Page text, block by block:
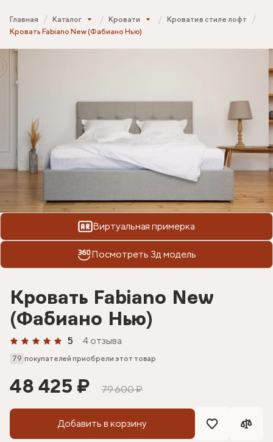
Главная Каталог Кровати
Кровати в стиле лофт
Кровать Fabiano New (Фабиано Нью)
Виртуальная примерка
Посмотреть 3д модель
Кровать Fabiano New
(Фабиано Нью)
5 4 отзыва
79 покупателей приобрели этот товар
48 425 ₽ 79 600 ₽
Добавить в корзину